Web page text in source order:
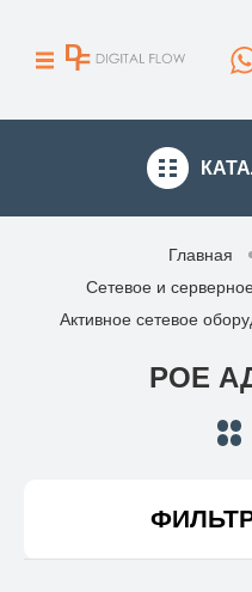
Главная
Сетевое и
Активное сетевое
POE